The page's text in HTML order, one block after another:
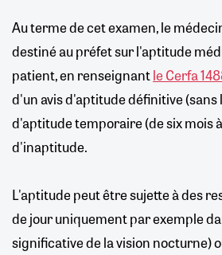
Au terme de cet examen, le
destiné au préfet sur l'aptitude
patient, en renseignantle Cerfa
d'un avis d'aptitude définitive
d'aptitude temporaire (de six mois
d'inaptitude.
L'aptitude peut être sujette à des
de jour uniquement par exemple
significative de la vision nocturne)